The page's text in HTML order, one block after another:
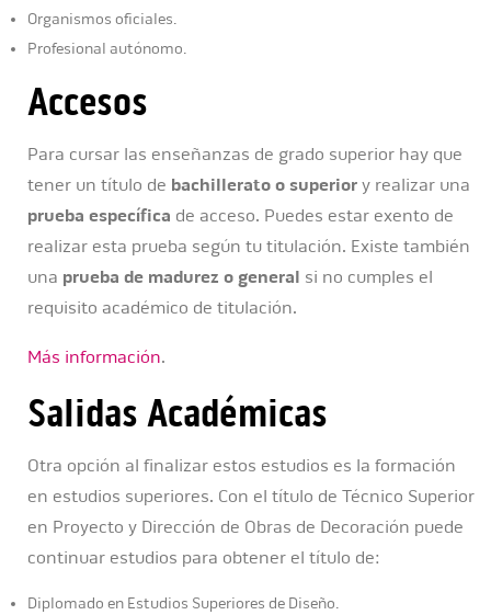
Organismos oficiales.
Profesional autónomo.
Accesos
Para cursar las enseñanzas de grado superior hay que
tener un título de bachillerato o superior y realizar una
prueba específica de acceso. Puedes estar exento de
realizar esta prueba según tu titulación. Existe también
una prueba de madurez o general si no cumples el
requisito académico de titulación.
Más información.
Salidas Académicas
Otra opción al finalizar estos estudios es la formación
en estudios superiores. Con el título de Técnico Superior
en Proyecto y Dirección de Obras de Decoración puede
continuar estudios para obtener el título de:
Diplomado en Estudios Superiores de Diseño.